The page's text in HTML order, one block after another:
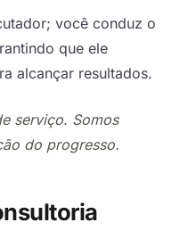
você conduz o
que ele
alcançar resultados.
serviço. Somos
do progresso.